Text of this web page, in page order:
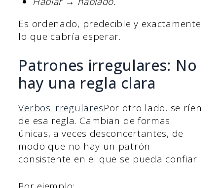
Es ordenado, predecible y exactamente
lo que cabría esperar.
Patrones irregulares: No
hay una regla clara
Verbos irregularesPor otro lado, se ríen
de esa regla. Cambian de formas
únicas, a veces desconcertantes, de
modo que no hay un patrón
consistente en el que se pueda confiar.